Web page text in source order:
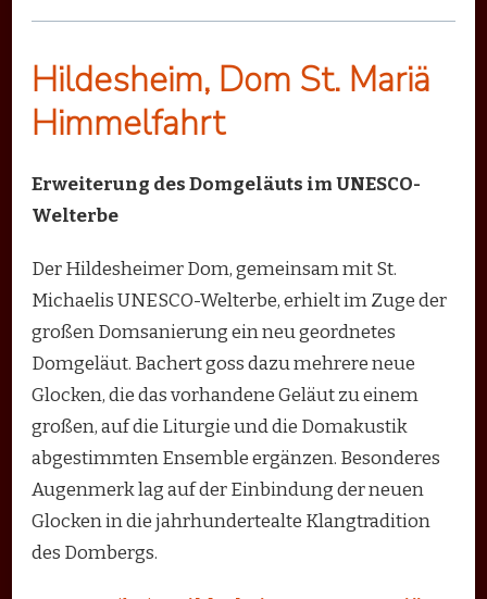
Hildesheim, Dom St. Mariä
Himmelfahrt
Erweiterung des Domgeläuts im UNESCO-
Welterbe
Der Hildesheimer Dom, gemeinsam mit St.
Michaelis UNESCO-Welterbe, erhielt im Zuge der
großen Domsanierung ein neu geordnetes
Domgeläut. Bachert goss dazu mehrere neue
Glocken, die das vorhandene Geläut zu einem
großen, auf die Liturgie und die Domakustik
abgestimmten Ensemble ergänzen. Besonderes
Augenmerk lag auf der Einbindung der neuen
Glocken in die jahrhundertealte Klangtradition
des Dombergs.